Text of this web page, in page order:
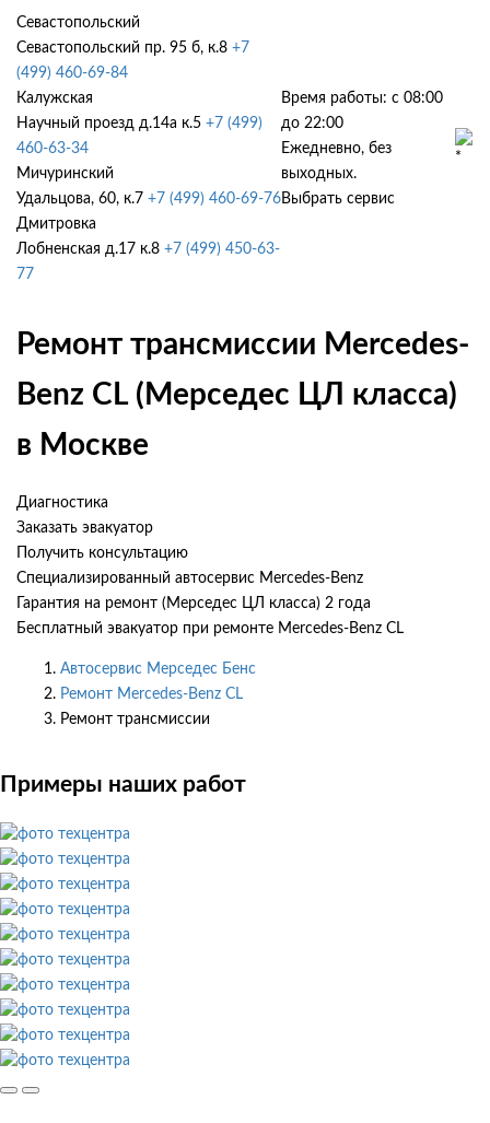
Севастопольский
Севастопольский пр. 95 б, к.8 +7
(499) 460-69-84
Калужская
Научный проезд д.14а к.5 +7 (499)
460-63-34
Мичуринский
Удальцова, 60, к.7 +7 (499) 460-69-76
Дмитровка
Лобненская д.17 к.8 +7 (499) 450-63-
77
Время работы: с 08:00
до 22:00
Ежедневно, без
выходных.
Выбрать сервис
Ремонт трансмиссии Mercedes-
Benz CL (Мерседес ЦЛ класса)
в Москве
Диагностика
Заказать эвакуатор
Получить консультацию
Специализированный автосервис Mercedes-Benz
Гарантия на ремонт (Мерседес ЦЛ класса) 2 года
Бесплатный эвакуатор при ремонте Mercedes-Benz CL
Автосервис Мерседес Бенс
Ремонт Mercedes-Benz CL
Ремонт трансмиссии
Примеры наших работ